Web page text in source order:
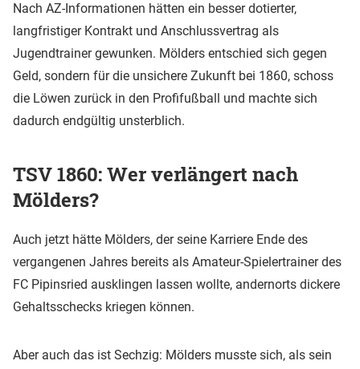
Nach AZ-Informationen hätten ein besser dotierter,
langfristiger Kontrakt und Anschlussvertrag als
Jugendtrainer gewunken. Mölders entschied sich gegen
Geld, sondern für die unsichere Zukunft bei 1860, schoss
die Löwen zurück in den Profifußball und machte sich
dadurch endgültig unsterblich.
TSV 1860: Wer verlängert nach
Mölders?
Auch jetzt hätte Mölders, der seine Karriere Ende des
vergangenen Jahres bereits als Amateur-Spielertrainer des
FC Pipinsried ausklingen lassen wollte, andernorts dickere
Gehaltsschecks kriegen können.
Aber auch das ist Sechzig: Mölders musste sich, als sein